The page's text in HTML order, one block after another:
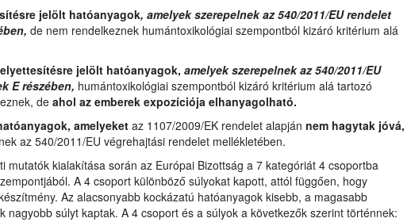
jelölt hatóanyagok, amelyek szerepelnek az 540/2011/EU rendelet
de nem rendelkeznek humántoxikológiai szempontból kizáró kritérium alá
jelölt hatóanyagok, amelyek szerepelnek az 540/2011/EU
E részében, humántoxikológiai szempontból kizáró kritérium alá tartozó
de ahol az emberek expozíciója elhanyagolható.
amelyeketaz 1107/2009/EK rendelet alapján nem hagytak jóvá,
az 540/2011/EU végrehajtási rendelet mellékletében.
mutatók kialakítása során az Európai Bizottság a 7 kategóriát 4 csoportba
A 4 csoport különböző súlyokat kapott, attól függően, hogy
Az alacsonyabb kockázatú hatóanyagok kisebb, a magasabb
nagyobb súlyt kaptak. A 4 csoport és a súlyok a következők szerint történnek: